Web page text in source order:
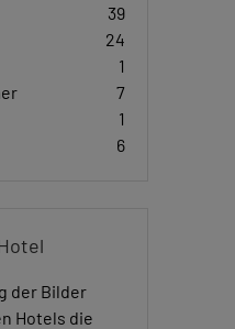
39
24
1
7
1
6
der Bilder
Hotels die